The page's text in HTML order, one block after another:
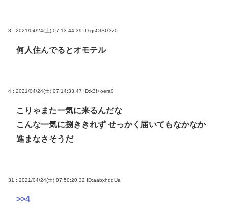
3 : 2021/04/24(土) 07:13:44.39 ID:gsOtSG3z0
何人住んでるとオモテル
4 : 2021/04/24(土) 07:14:33.47 ID:k3f+oera0
こりゃまた一気に来るんだな
こんな一気に捌ききれず せっかく届いてもなかなか
進まなさそうだ
31 : 2021/04/24(土) 07:50:20.32 ID:aabxhddUa
>>4